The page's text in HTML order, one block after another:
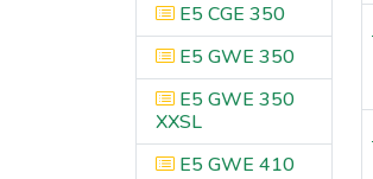
E5 CGE 350
E5 GWE 350
E5 GWE 350
XXSL
E5 GWE 410